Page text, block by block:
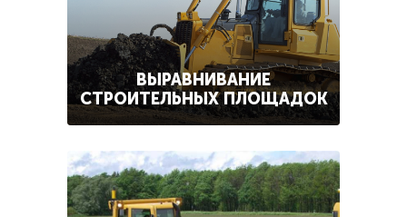
ВЫРАВНИВАНИЕ
СТРОИТЕЛЬНЫХ ПЛОЩАДОК